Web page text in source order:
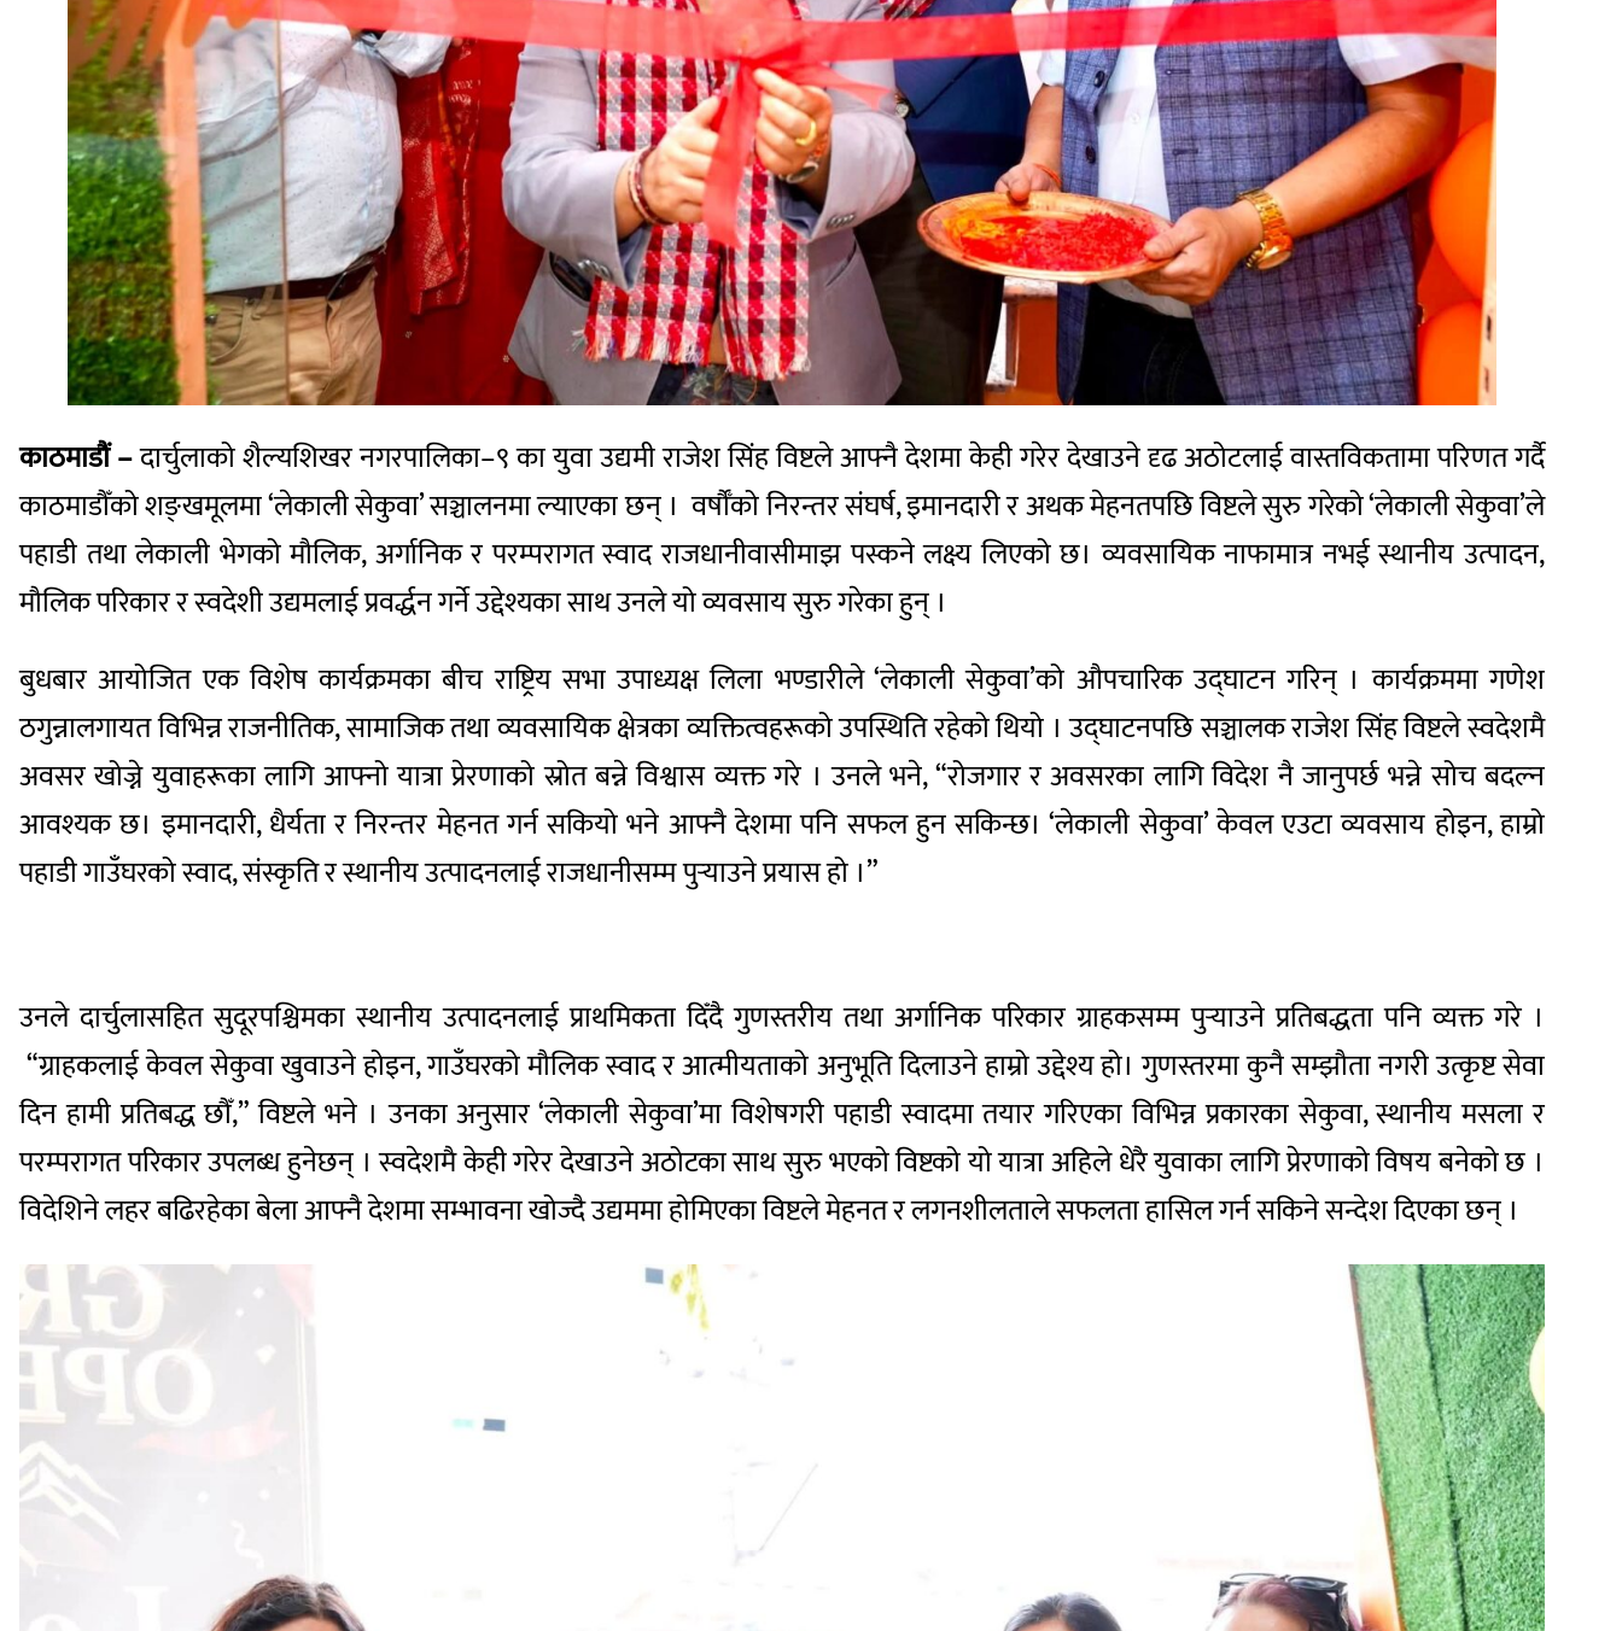
काठमाडौं –दार्चुलाको शैल्यशिखर नगरपालिका–९ का युवा उद्यमी राजेश सिंह विष्टले आफ्नै देशमा केही गरेर देखाउने दृढ अठोटलाई वास्तविकतामा परिणत गर्दै
काठमाडौँको शङ्खमूलमा ‘लेकाली सेकुवा’ सञ्चालनमा ल्याएका छन् । वर्षौँको निरन्तर संघर्ष, इमानदारी र अथक मेहनतपछि विष्टले सुरु गरेको ‘लेकाली सेकुवा’ले
पहाडी तथा लेकाली भेगको मौलिक, अर्गानिक र परम्परागत स्वाद राजधानीवासीमाझ पस्कने लक्ष्य लिएको छ। व्यवसायिक नाफामात्र नभई स्थानीय उत्पादन,
मौलिक परिकार र स्वदेशी उद्यमलाई प्रवर्द्धन गर्ने उद्देश्यका साथ उनले यो व्यवसाय सुरु गरेका हुन् ।
बुधबार आयोजित एक विशेष कार्यक्रमका बीच राष्ट्रिय सभा उपाध्यक्ष लिला भण्डारीले ‘लेकाली सेकुवा’को औपचारिक उद्घाटन गरिन् । कार्यक्रममा गणेश
ठगुन्नालगायत विभिन्न राजनीतिक, सामाजिक तथा व्यवसायिक क्षेत्रका व्यक्तित्वहरूको उपस्थिति रहेको थियो । उद्घाटनपछि सञ्चालक राजेश सिंह विष्टले स्वदेशमै
अवसर खोज्ने युवाहरूका लागि आफ्नो यात्रा प्रेरणाको स्रोत बन्ने विश्वास व्यक्त गरे । उनले भने, “रोजगार र अवसरका लागि विदेश नै जानुपर्छ भन्ने सोच बदल्न
आवश्यक छ। इमानदारी, धैर्यता र निरन्तर मेहनत गर्न सकियो भने आफ्नै देशमा पनि सफल हुन सकिन्छ। ‘लेकाली सेकुवा’ केवल एउटा व्यवसाय होइन, हाम्रो
पहाडी गाउँघरको स्वाद, संस्कृति र स्थानीय उत्पादनलाई राजधानीसम्म पुर्‍याउने प्रयास हो ।”
उनले दार्चुलासहित सुदूरपश्चिमका स्थानीय उत्पादनलाई प्राथमिकता दिँदै गुणस्तरीय तथा अर्गानिक परिकार ग्राहकसम्म पुर्‍याउने प्रतिबद्धता पनि व्यक्त गरे ।
“ग्राहकलाई केवल सेकुवा खुवाउने होइन, गाउँघरको मौलिक स्वाद र आत्मीयताको अनुभूति दिलाउने हाम्रो उद्देश्य हो। गुणस्तरमा कुनै सम्झौता नगरी उत्कृष्ट सेवा
दिन हामी प्रतिबद्ध छौँ,” विष्टले भने । उनका अनुसार ‘लेकाली सेकुवा’मा विशेषगरी पहाडी स्वादमा तयार गरिएका विभिन्न प्रकारका सेकुवा, स्थानीय मसला र
परम्परागत परिकार उपलब्ध हुनेछन् । स्वदेशमै केही गरेर देखाउने अठोटका साथ सुरु भएको विष्टको यो यात्रा अहिले धेरै युवाका लागि प्रेरणाको विषय बनेको छ ।
विदेशिने लहर बढिरहेका बेला आफ्नै देशमा सम्भावना खोज्दै उद्यममा होमिएका विष्टले मेहनत र लगनशीलताले सफलता हासिल गर्न सकिने सन्देश दिएका छन् ।